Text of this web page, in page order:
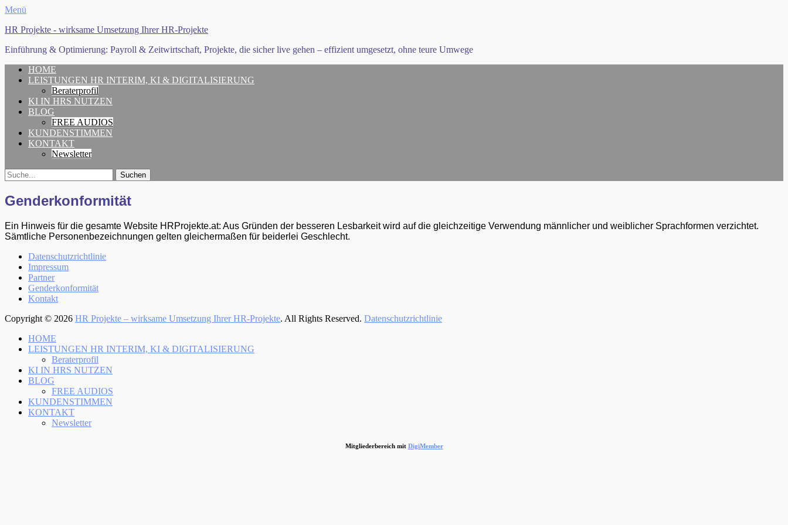
Menü
HR Projekte - wirksame Umsetzung Ihrer HR-Projekte
Einführung & Optimierung: Payroll & Zeitwirtschaft, Projekte, die sicher live gehen – effizient umgesetzt, ohne teure Umwege
Erstes
Menü
Zum
Inhalt:
HOME
LEISTUNGEN HR INTERIM, KI & DIGITALISIERUNG
Beraterprofil
KI IN HRS NUTZEN
BLOG
FREE AUDIOS
KUNDENSTIMMEN
KONTAKT
Newsletter
Search
Suche
für:
Genderkonformität
Ein Hinweis für die gesamte Website HRProjekte.at: Aus Gründen der besseren Lesbarkeit wird auf die gleichzeitige Verwendung männlicher und weiblicher Sprachformen verzichtet.
Sämtliche Personenbezeichnungen gelten gleichermaßen für beiderlei Geschlecht.
Menü
Fußzeile
Zum
Inhalt:
Datenschutzrichtlinie
Impressum
Partner
Genderkonformität
Kontakt
Copyright © 2026 HR Projekte – wirksame Umsetzung Ihrer HR-Projekte. All Rights Reserved. Datenschutzrichtlinie
oben
HOME
LEISTUNGEN HR INTERIM, KI & DIGITALISIERUNG
Beraterprofil
KI IN HRS NUTZEN
BLOG
FREE AUDIOS
KUNDENSTIMMEN
KONTAKT
Newsletter
Mitgliederbereich mit DigiMember